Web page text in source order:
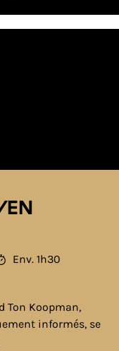
Env. 1h30
Ton Koopman,
informés, se